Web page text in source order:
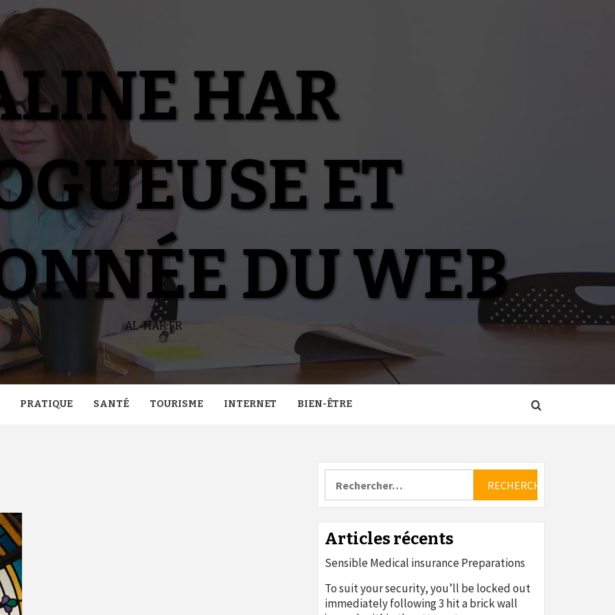
HAR
ET
DU WEB
AL-HAR.FR
PRATIQUE SANTÉ TOURISME INTERNET BIEN-ÊTRE
Articles récents
Sensible Medical insurance Preparations
To suit your security, you’ll be locked out
immediately following 3 hit a brick wall